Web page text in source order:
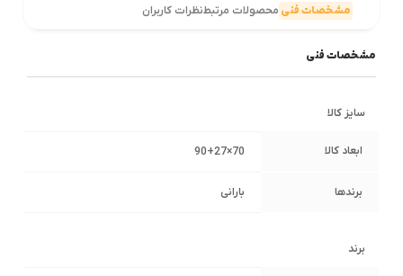
مشخصات فنی محصولات مرتبطنظرات کاربران
مشخصات فنی
سایز کالا
ابعاد کالا 70×90+27
برندها بارانی
برند